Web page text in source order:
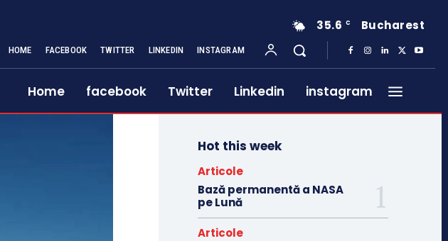
35.6 C Bucharest
HOME FACEBOOK TWITTER LINKEDIN INSTAGRAM
Home facebook Twitter Linkedin instagram
Hot this week
Articole
Bază permanentă a NASA
pe Lună
Articole